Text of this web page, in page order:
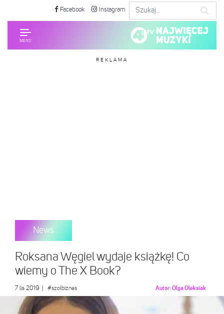
Facebook Instagram
REKLAMA
News
Roksana Węgiel wydaje książkę! Co
wiemy o The X Book?
7 lis 2019 #szołbiznes Autor:Olga Oleksiak